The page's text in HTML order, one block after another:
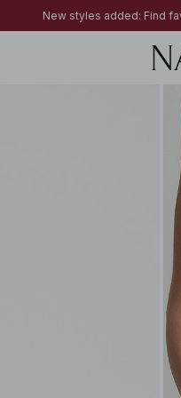
FINAL
FINAL
New styles added: Find